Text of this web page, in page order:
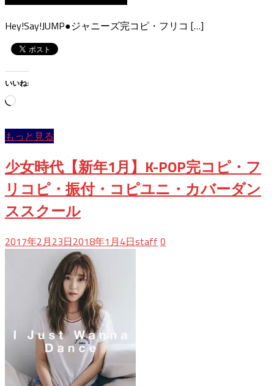
Hey!Say!JUMP●ジャニーズ完コピ・フリコ […]
いいね:
読
込
み
中…
もっと見る
少女時代【新年1月】K-POP完コピ・フ
リコピ・振付・コピユニ・カバーダン
ススクール
2017年2月23日2018年1月4日staff 0